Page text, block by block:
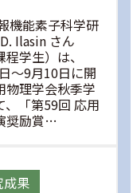
機能素子科学研
Ilasin さん
程学生）は、
〜9月10日に開
物理学会秋季学
、「第59回 応用
奨励賞…
成果